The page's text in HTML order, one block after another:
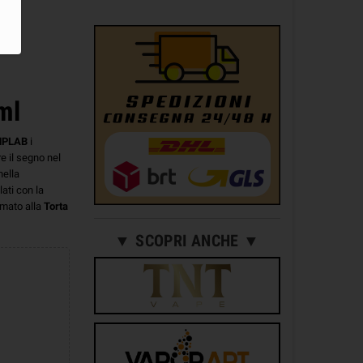
i
il segno nel
con la
alla Torta
▼ SCOPRI ANCHE ▼